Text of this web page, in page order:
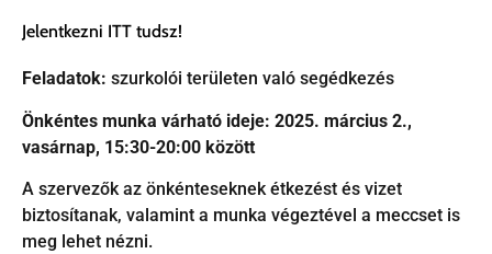
Jelentkezni ITT tudsz!
Feladatok: szurkolói területen való segédkezés
Önkéntes munka várható ideje: 2025. március 2.,
vasárnap, 15:30-20:00 között
A szervezők az önkénteseknek étkezést és vizet
biztosítanak, valamint a munka végeztével a meccset is
meg lehet nézni.